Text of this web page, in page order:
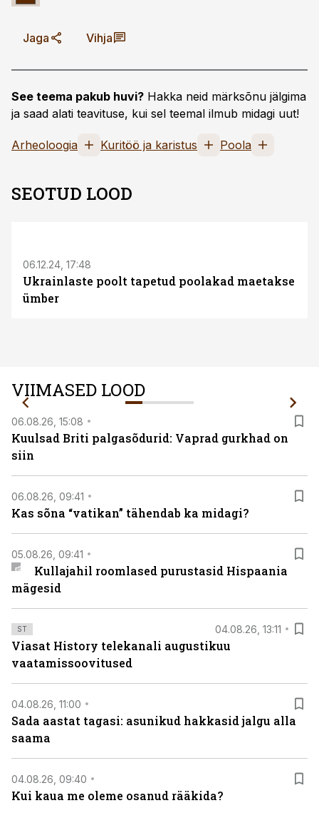
Jaga Vihja
See teema pakub huvi? Hakka neid märksõnu jälgima
ja saad alati teavituse, kui sel teemal ilmub midagi uut!
Arheoloogia Kuritöö ja karistus Poola
SEOTUD LOOD
06.12.24, 17:48
Ukrainlaste poolt tapetud poolakad maetakse
ümber
VIIMASED LOOD
06.08.26, 15:08
Kuulsad Briti palgasõdurid: Vaprad gurkhad on
siin
06.08.26, 09:41
Kas sõna “vatikan” tähendab ka midagi?
05.08.26, 09:41
Kullajahil roomlased purustasid Hispaania
mägesid
ST 04.08.26, 13:11
Viasat History telekanali augustikuu
vaatamissoovitused
04.08.26, 11:00
Sada aastat tagasi: asunikud hakkasid jalgu alla
saama
04.08.26, 09:40
Kui kaua me oleme osanud rääkida?